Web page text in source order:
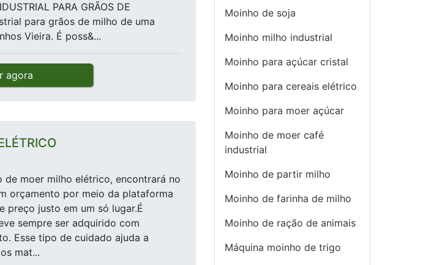
PARA GRÃOS DE
para grãos de milho de uma
Vieira. É poss&...
agora
de moer milho elétrico, encontrará no
orçamento por meio da plataforma
preço justo em um só lugar.É
sempre ser adquirido com
Esse tipo de cuidado ajuda a
mat...
Moinho de soja
Moinho milho industrial
Moinho para açúcar cristal
Moinho para cereais elétrico
Moinho para moer açúcar
Moinho de moer café
industrial
Moinho de partir milho
Moinho de farinha de milho
Moinho de ração de animais
Máquina moinho de trigo